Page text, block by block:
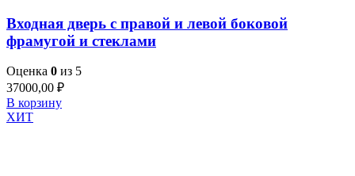
Входная дверь с правой и левой боковой
фрамугой и стеклами
Оценка 0 из 5
37000,00 ₽
В корзину
ХИТ